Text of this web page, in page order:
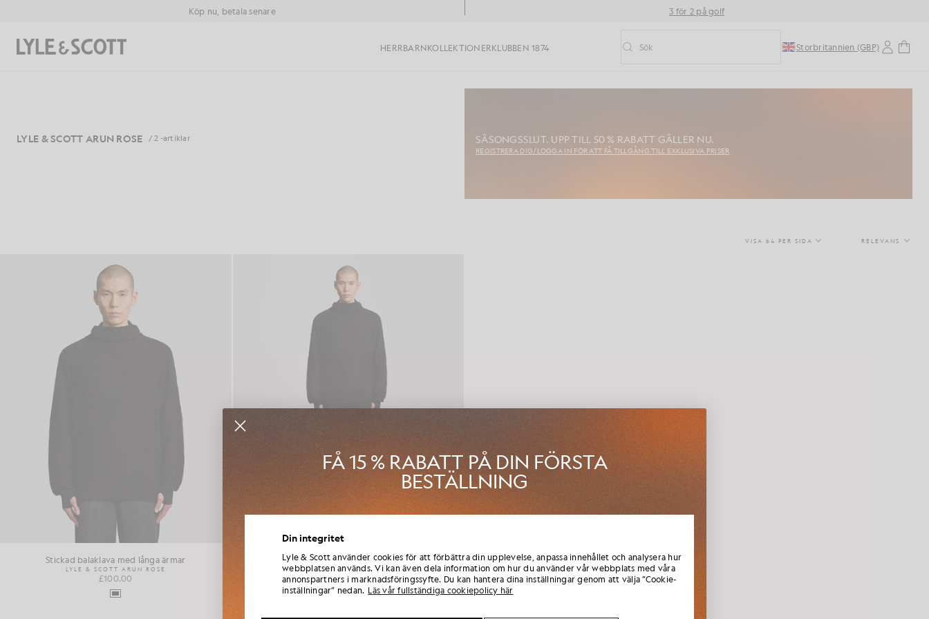
Köp nu, betala senare 3 för 2 på golf
HERRBARNKOLLEKTIONERKLUBBEN 1874 Aktivera/inaktivera prediktiv sökning
Sök Sök Storbritannien (GBP)
LYLE & SCOTT ARUN ROSE / 2 -artiklar SÄSONGSSLUT. UPP TILL 50 % RABATT GÄLLER NU.
REGISTRERA DIG/LOGGA IN FÖR ATT FÅ TILLGÅNG TILL EXKLUSIVA PRISER
VISA 64 PER SIDA RELEVANS
Stickad balaklava med långa ärmar
LYLE & SCOTT ARUN ROSE
£100.00
Jeans med paneler
LYLE & SCOTT ARUN ROSE
£150.00
Din integritet
Lyle & Scott använder cookies för att förbättra din upplevelse, anpassa innehållet och analysera hur
webbplatsen används. Vi kan även dela information om hur du använder vår webbplats med våra
annonspartners i marknadsföringssyfte. Du kan hantera dina inställningar genom att välja ”Cookie-
inställningar” nedan. Läs vår fullständiga cookiepolicy här
FÅ 15 % RABATT PÅ DIN FÖRSTA
BESTÄLLNING
samarbeten och säsongsrea endast för medlemmar, samt en exklusiv välkomstkod